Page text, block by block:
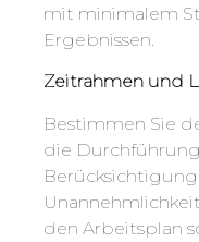
mit minimalem
Ergebnissen.
Zeitrahmen und
Bestimmen Sie
die
den Arbeitsplan